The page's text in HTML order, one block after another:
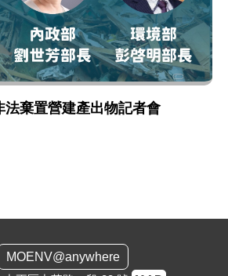
法棄置營建產出物記者會
MOENV@anywhere